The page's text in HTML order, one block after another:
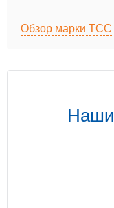
Обзор марки ТСС